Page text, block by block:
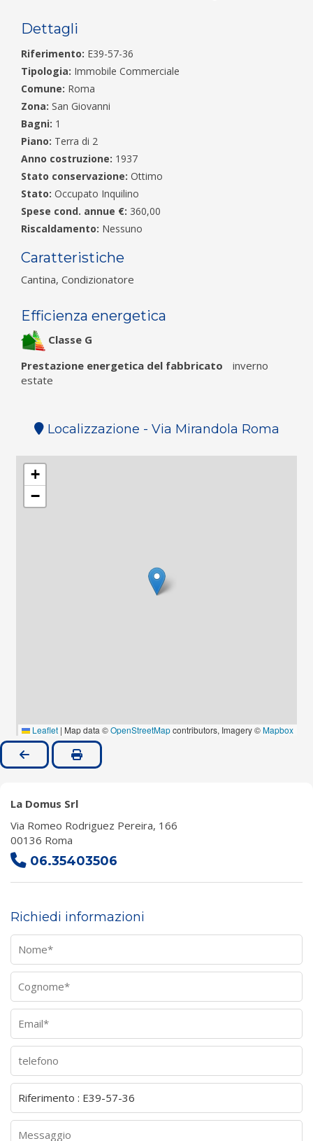
Dettagli
Riferimento: E39-57-36
Tipologia: Immobile Commerciale
Comune: Roma
Zona: San Giovanni
Bagni: 1
Piano: Terra di 2
Anno costruzione: 1937
Stato conservazione: Ottimo
Stato: Occupato Inquilino
Spese cond. annue €: 360,00
Riscaldamento: Nessuno
Caratteristiche
Cantina, Condizionatore
Efficienza energetica
Classe G
Prestazione energetica del fabbricato
inverno
estate
Localizzazione - Via Mirandola Roma
La Domus Srl
Via Romeo Rodriguez Pereira, 166
00136 Roma
06.35403506
Richiedi informazioni